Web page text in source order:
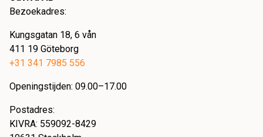
Bezoekadres:
Kungsgatan 18, 6 vån
411 19 Göteborg
+31 341 7985 556
Openingstijden: 09.00–17.00
Postadres:
KIVRA: 559092-8429